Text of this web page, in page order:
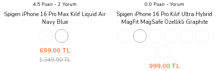
4.5 Puan - 2 Yorum
Spigen iPhone 16 Pro Max Kılıf Liquid Air
Navy Blue
699,00 TL
1.349,90 TL
0.0 Puan - Yorum
Spigen iPhone 16 Pro Kılıf Ultra Hybrid
MagFit MagSafe Özellikli Graphite
999,00 TL